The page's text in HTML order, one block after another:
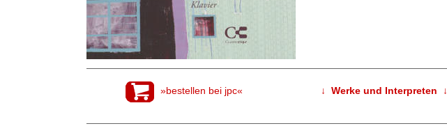
»bestellen bei jpc« ↓ Werke und Interpreten ↓